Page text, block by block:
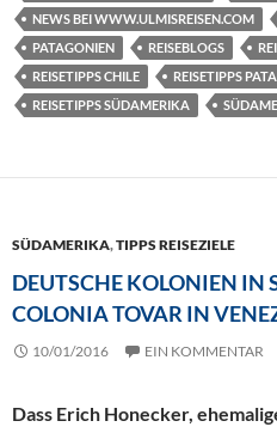
NEWS BEI WWW.ULMISREISEN.COM
PATAGONIEN
REISEBLOGS
REISETIPPS CHILE
REISETIPPS
REISETIPPS SÜDAMERIKA
SÜDAMERIKA,TIPPS REISEZIELE
DEUTSCHE KOLONIEN IN
COLONIA TOVAR IN
10/01/2016 EIN KOMMENTAR
Dass Erich Honecker,